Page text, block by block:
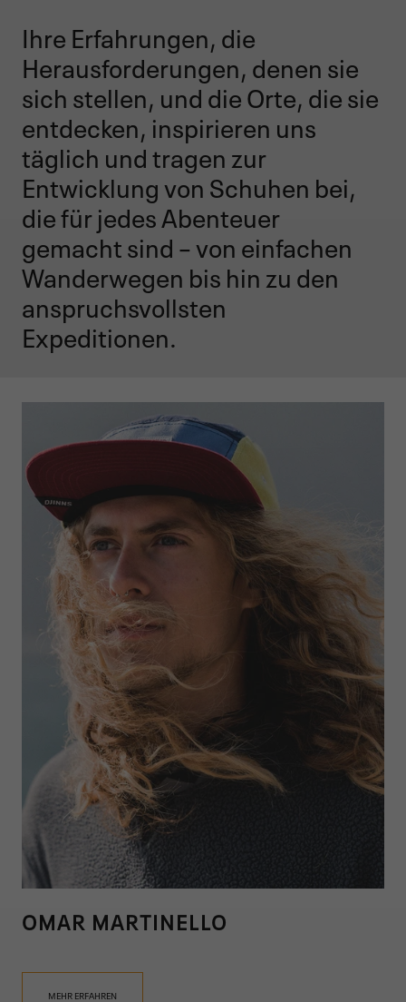
Ihre Erfahrungen, die
Herausforderungen, denen sie
sich stellen, und die Orte, die sie
entdecken, inspirieren uns
täglich und tragen zur
Entwicklung von Schuhen bei,
die für jedes Abenteuer
gemacht sind – von einfachen
Wanderwegen bis hin zu den
anspruchsvollsten
Expeditionen.
OMAR MARTINELLO
MEHR ERFAHREN